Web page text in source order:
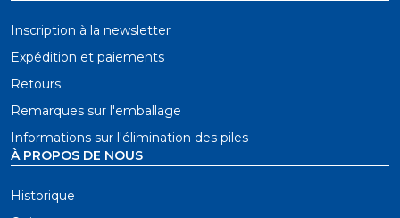
Inscription à la newsletter
Expédition et paiements
Retours
Remarques sur l'emballage
Informations sur l'élimination des piles
À PROPOS DE NOUS
Historique